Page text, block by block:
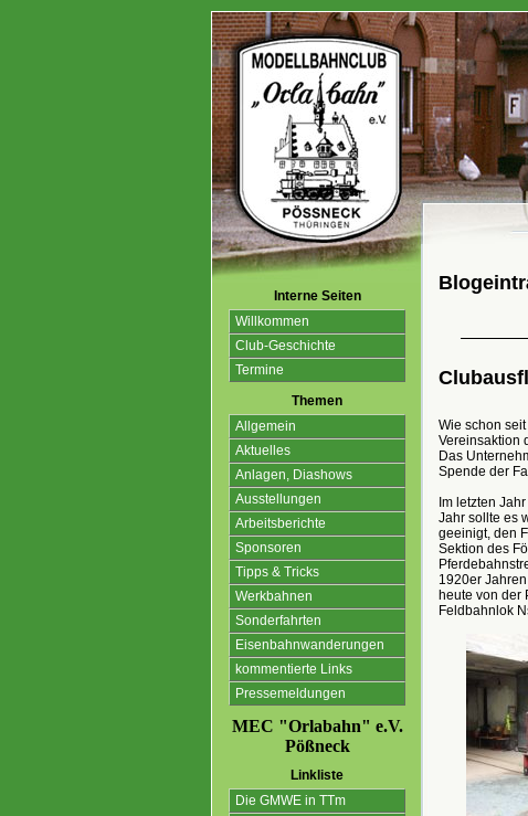
Interne Seiten
Willkommen
Club-Geschichte
Termine
Themen
Allgemein
Aktuelles
Anlagen, Diashows
Ausstellungen
Arbeitsberichte
Sponsoren
Tipps & Tricks
Werkbahnen
Sonderfahrten
Eisenbahnwanderungen
kommentierte Links
Pressemeldungen
MEC "Orlabahn" e.V.
Pößneck
Linkliste
Die GMWE in TTm
Wie schon
Vereinsaktion
Das
Spende der
Im letzten
Jahr sollte es
geeinigt, den
Sektion des
1920er
heute von der
Feldbahnlok